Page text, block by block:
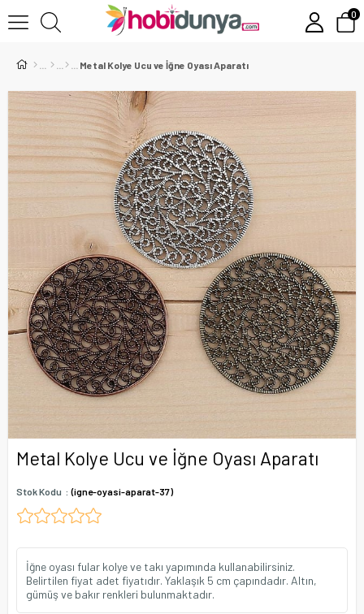
0
Metal Kolye Ucu ve İğne Oyası Aparatı
Metal Kolye Ucu ve İğne Oyası Aparatı
Stok Kodu (igne-oyasi-aparat-37)
İğne oyası fular kolye ve takı yapımında kullanabilirsiniz.
Belirtilen fiyat adet fiyatıdır. Yaklaşık 5 cm çapındadır. Altın,
gümüş ve bakır renkleri bulunmaktadır.